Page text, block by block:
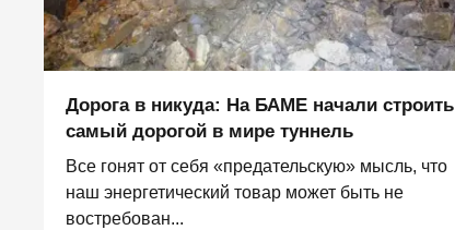
Дорога в никуда: На БАМЕ начали строить
самый дорогой в мире туннель
Все гонят от себя «предательскую» мысль, что
наш энергетический товар может быть не
востребован...